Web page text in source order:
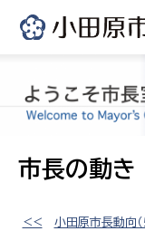
市長の動き
<< 小田原市長動向（